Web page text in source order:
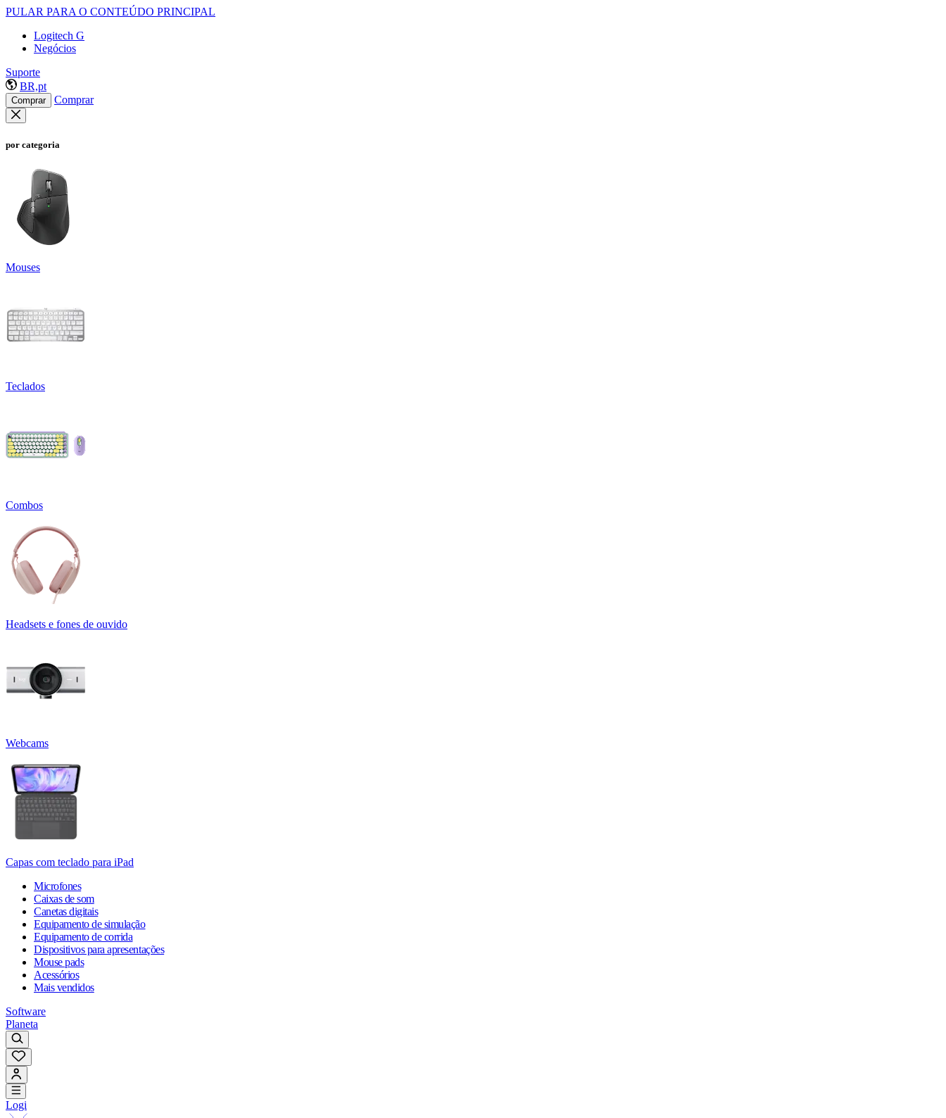
PULAR PARA O CONTEÚDO PRINCIPAL
Logitech G
Negócios
Suporte
BR,pt
Comprar Comprar
por categoria
Mouses
Teclados
Combos
Headsets e fones de ouvido
Webcams
Capas com teclado para iPad
Microfones
Caixas de som
Canetas digitais
Equipamento de simulação
Equipamento de corrida
Dispositivos para apresentações
Mouse pads
Acessórios
Mais vendidos
Software
Planeta
Logi